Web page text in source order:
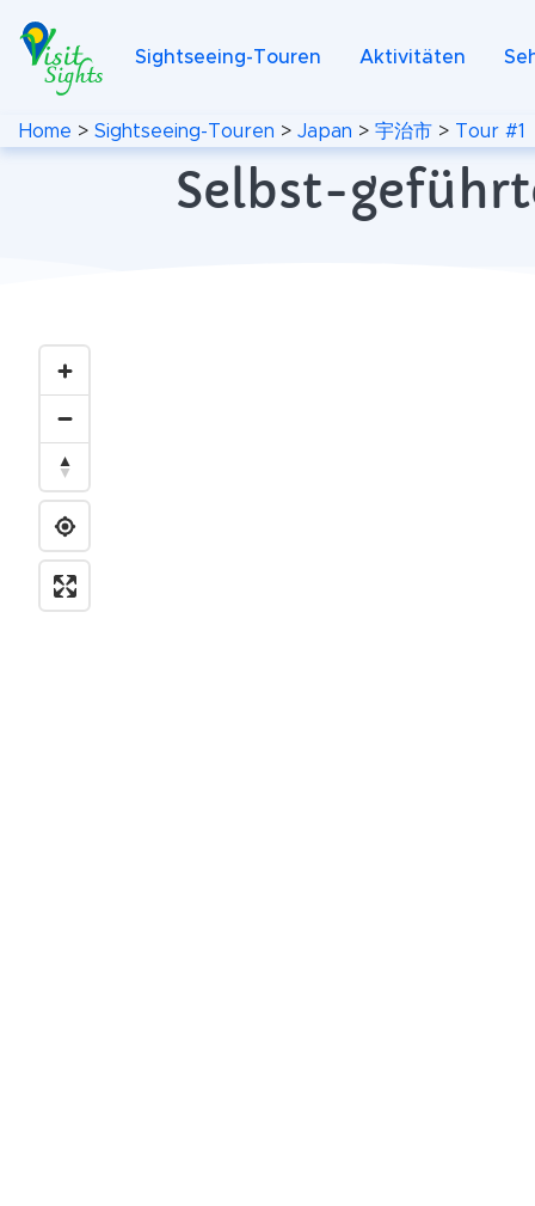
Sightseeing-Touren Aktivitäten
Home > Sightseeing-Touren > Japan > 宇治市 > Tour #1
Selbst-